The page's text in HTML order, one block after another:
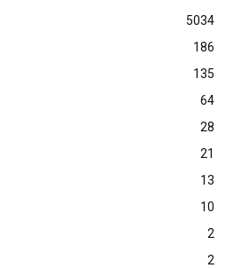
5034
186
135
64
28
21
13
10
2
2